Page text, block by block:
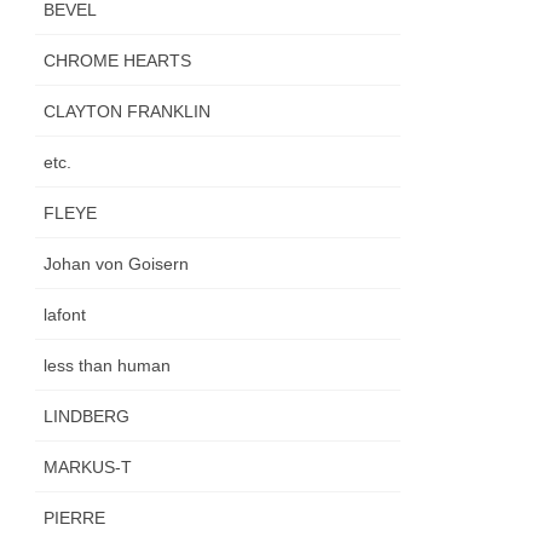
BEVEL
CHROME HEARTS
CLAYTON FRANKLIN
etc.
FLEYE
Johan von Goisern
lafont
less than human
LINDBERG
MARKUS-T
PIERRE